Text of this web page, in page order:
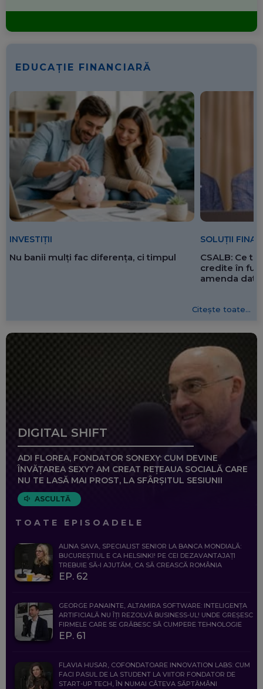
EDUCAȚIE FINANCIARĂ
INVESTIȚII
Nu banii mulți fac diferența, ci timpul
SOLUȚII
CSALB: Ce
credite în
amenda
Citește toate...
DIGITAL SHIFT
ADI FLOREA, FONDATOR SONEXY: CUM DEVINE
ÎNVĂȚAREA SEXY? AM CREAT REȚEAUA SOCIALĂ CARE
NU TE LASĂ MAI PROST, LA SFÂRȘITUL SESIUNII
ASCULTĂ
TOATE EPISOADELE
ALINA SAVA, SPECIALIST SENIOR LA BANCA MONDIALĂ:
BUCUREȘTIUL E CA HELSINKI! PE CEI DEZAVANTAJAȚI
TREBUIE SĂ-I AJUTĂM, CA SĂ CREASCĂ ROMÂNIA
EP. 62
GEORGE PANAINTE, ALTAMIRA SOFTWARE: INTELIGENȚA
ARTIFICIALĂ NU ÎȚI REZOLVĂ BUSINESS-UL! UNDE GREȘESC
FIRMELE CARE SE GRĂBESC SĂ CUMPERE TEHNOLOGIE
EP. 61
FLAVIA HUSAR, COFONDATOARE INNOVATION LABS: CUM
FACI PASUL DE LA STUDENT LA VIITOR FONDATOR DE
START-UP TECH, ÎN NUMAI CÂTEVA SĂPTĂMÂNI